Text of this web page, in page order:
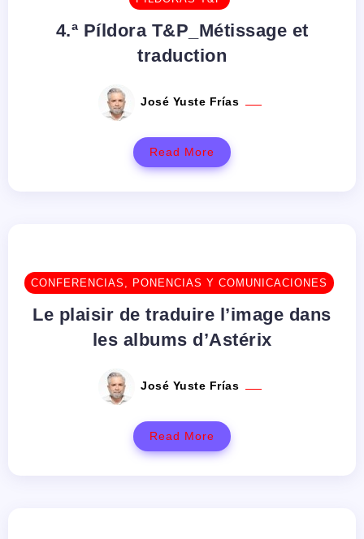
4.ª Píldora T&P_Métissage et
traduction
José Yuste Frías
Read More
CONFERENCIAS, PONENCIAS Y COMUNICACIONES
Le plaisir de traduire l’image dans
les albums d’Astérix
José Yuste Frías
Read More